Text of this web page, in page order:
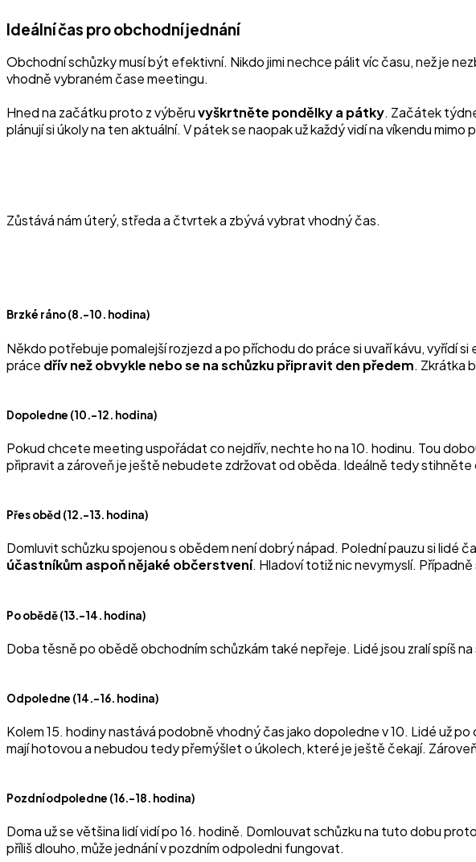
Ideální čas pro obchodní jednání
Obchodní schůzky musí být efektivní. Nikdo jimi nechce pálit víc času, než je
vhodně vybraném čase meetingu.
Hned na začátku proto z výběruvyškrtněte pondělky a pátky. Začátek
plánují si úkoly na ten aktuální. V pátek se naopak už každý vidí na víkendu mimo
Zůstává nám úterý, středa a čtvrtek a zbývá vybrat vhodný čas.
Brzké ráno (8.–10. hodina)
Někdo potřebuje pomalejší rozjezd a po příchodu do práce si uvaří kávu, vyřídí
práce dřív než obvykle nebo se na schůzku připravit den předem. Zkrátka
Dopoledne (10.–12. hodina)
Pokud chcete meeting uspořádat co nejdřív, nechte ho na 10. hodinu. Tou
připravit a zároveň je ještě nebudete zdržovat od oběda. Ideálně tedy
Přes oběd (12.–13. hodina)
Domluvit schůzku spojenou s obědem není dobrý nápad. Polední pauzu si lidé
účastníkům aspoň nějaké občerstvení. Hladoví totiž nic nevymyslí.
Po obědě (13.–14. hodina)
Doba těsně po obědě obchodním schůzkám také nepřeje. Lidé jsou zralí spíš
Odpoledne (14.–16. hodina)
Kolem 15. hodiny nastává podobně vhodný čas jako dopoledne v 10. Lidé už po
mají hotovou a nebudou tedy přemýšlet o úkolech, které je ještě čekají.
Pozdní odpoledne (16.–18. hodina)
Doma už se většina lidí vidí po 16. hodině. Domlouvat schůzku na tuto dobu
příliš dlouho, může jednání v pozdním odpoledni fungovat.